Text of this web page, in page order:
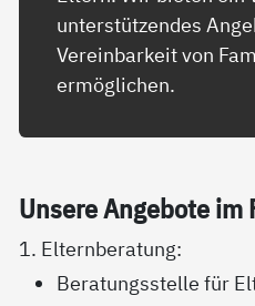
unterstützendes
Vereinbarkeit von
ermöglichen.
Un­se­re An­ge­bo­te
1. Elternberatung:
Beratungsstelle für